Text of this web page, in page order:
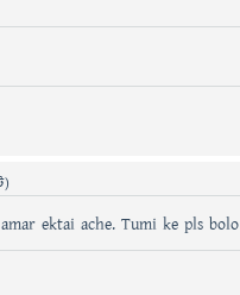
ektai ache. Tumi ke pls bolo